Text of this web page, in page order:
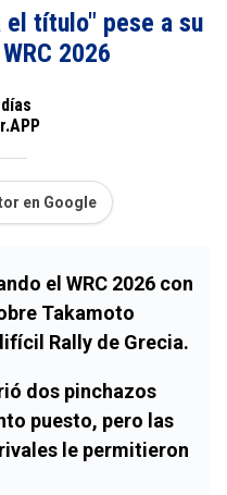
el título" pese a su
2026
en Google
el WRC 2026 con
Takamoto
Rally de Grecia.
dos pinchazos
puesto, pero las
le permitieron